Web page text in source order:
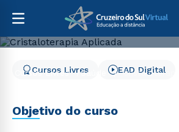
Cursos Livres Saúde
Cursos Livres EAD Digital
Objetivo do curso